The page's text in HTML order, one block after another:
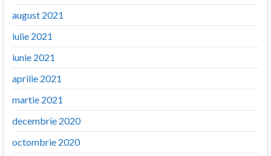
august 2021
iulie 2021
iunie 2021
aprilie 2021
martie 2021
decembrie 2020
octombrie 2020